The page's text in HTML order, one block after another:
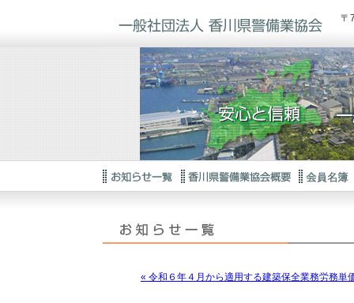
〒
« 令和６年４月から適用する建築保全業務労務単